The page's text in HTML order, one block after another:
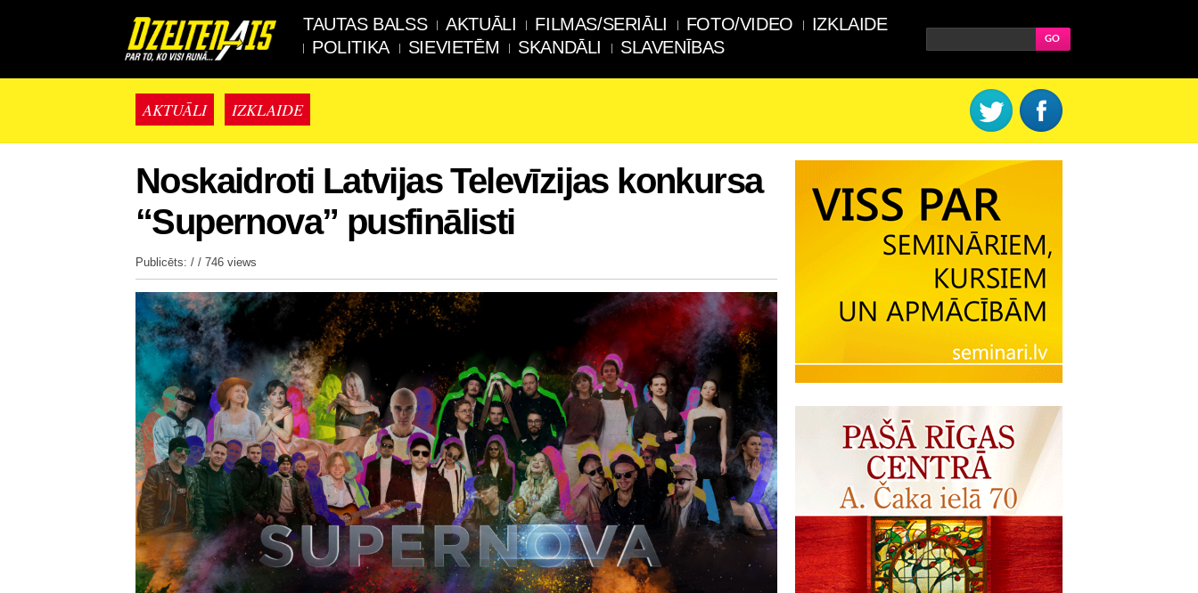
TAUTAS BALSS AKTUĀLI FILMAS/SERIĀLI FOTO/VIDEO
IZKLAIDE
POLITIKA
SIEVIETĒM SKANDĀLI SLAVENĪBAS
AKTUĀLI IZKLAIDE
Noskaidroti Latvijas Televīzijas konkursa
“Supernova” pusfinālisti
Publicēts: / / 746 views